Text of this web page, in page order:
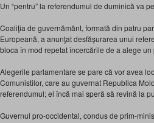
Un “pentru” la referendumul de duminică va
Coaliţia de guvernământ, formată din patru
Europeană, a anunţat desfășurarea unui
bloca în mod repetat încercările de a alege un
Alegerile parlamentare se pare că vor avea
Comunistilor, care au guvernat Republica
referendumul; el încă mai speră să revină la
Guvernul pro-occidental, condus de prim-